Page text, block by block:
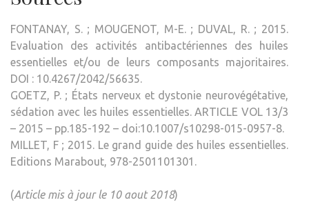
FONTANAY, S. ; MOUGENOT, M-E. ; DUVAL, R. ; 2015.
Evaluation des activités antibactériennes des huiles
essentielles et/ou de leurs composants majoritaires.
DOI : 10.4267/2042/56635.
GOETZ, P. ; États nerveux et dystonie neurovégétative,
sédation avec les huiles essentielles. ARTICLE VOL 13/3
– 2015 – pp.185-192 – doi:10.1007/s10298-015-0957-8.
MILLET, F ; 2015. Le grand guide des huiles essentielles.
Editions Marabout, 978-2501101301.
(Article mis à jour le 10 aout 2018)